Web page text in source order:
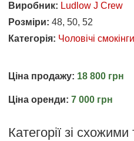
Виробник: Ludlow J Crew
Розміри: 48, 50, 52
Категорія: Чоловічі смокінги
Ціна продажу: 18 800 грн
Ціна оренди: 7 000 грн
Категорії зі